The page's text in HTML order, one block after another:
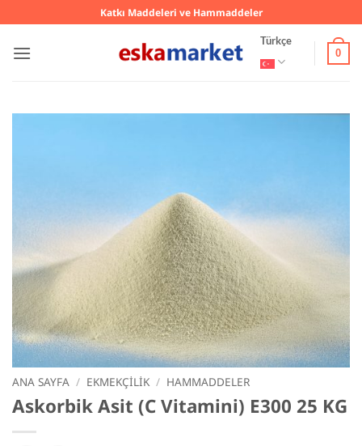
atla
Katkı Maddeleri ve Hammaddeler
Türkçe
0
ANA SAYFA / EKMEKÇILIK / HAMMADDELER
Askorbik Asit (C Vitamini) E300 25 KG